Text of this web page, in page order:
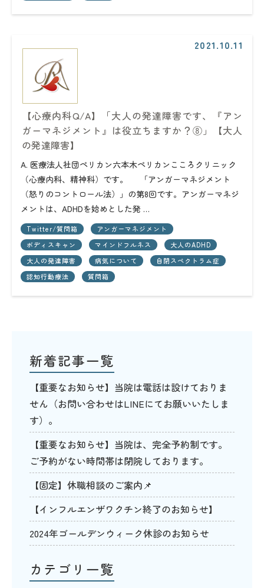
2021.10.11
【心療内科Q/A】「大人の発達障害です、『アン
ガーマネジメント』は役立ちますか？⑧」【大人
の発達障害】
A. 医療法人社団ペリカン六本木ペリカンこころクリニック
（心療内科、精神科）です。 「アンガーマネジメント
（怒りのコントロール法）」の第8回です。アンガーマネジ
メントは、ADHDを始めとした発 …
Twitter/質問箱
アンガーマネジメント
ボディスキャン
マインドフルネス
大人のADHD
大人の発達障害
病気について
自閉スペクトラム症
認知行動療法
質問箱
新着記事一覧
【重要なお知らせ】当院は電話は設けておりま
せん（お問い合わせはLINEにてお願いいたしま
す）。
【重要なお知らせ】当院は、完全予約制です。
ご予約がない時間帯は閉院しております。
【固定】休職相談のご案内📌
【インフルエンザワクチン終了のお知らせ】
2024年ゴールデンウィーク休診のお知らせ
カテゴリ一覧